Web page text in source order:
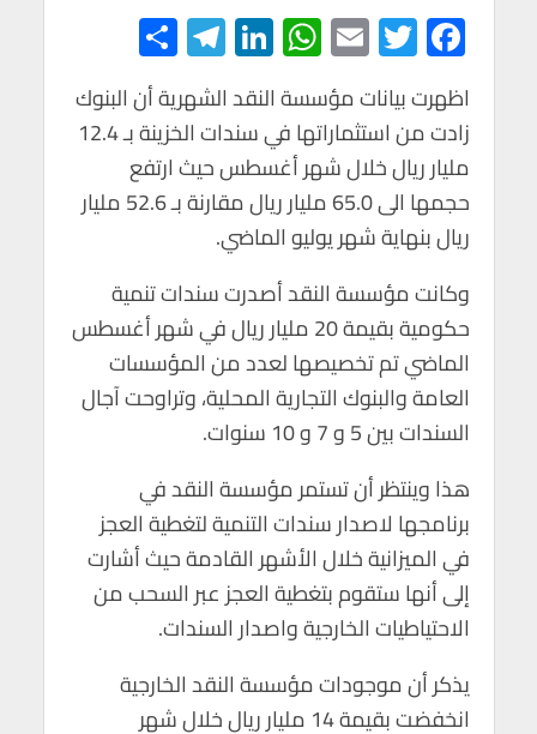
F
ac
e
b
o
o
k
T
wi
tt
er
E
m
ail
W
h
at
s
A
p
p
Li
n
ke
dI
n
Te
le
gr
a
m
h
ar
e
اظهرت بيانات مؤسسة النقد الشهرية أن البنوك
زادت من استثماراتها في سندات الخزينة بـ 12.4
مليار ريال خلال شهر أغسطس حيث ارتفع
حجمها الى 65.0 مليار ريال مقارنة بـ 52.6 مليار
ريال بنهاية شهر يوليو الماضي.
وكانت مؤسسة النقد أصدرت سندات تنمية
حكومية بقيمة 20 مليار ريال في شهر أغسطس
الماضي تم تخصيصها لعدد من المؤسسات
العامة والبنوك التجارية المحلية، وتراوحت آجال
السندات بين 5 و 7 و 10 سنوات.
هذا وينتظر أن تستمر مؤسسة النقد في
برنامجها لاصدار سندات التنمية لتغطية العجز
في الميزانية خلال الأشهر القادمة حيث أشارت
إلى أنها ستقوم بتغطية العجز عبر السحب من
الاحتياطيات الخارجية واصدار السندات.
يذكر أن موجودات مؤسسة النقد الخارجية
انخفضت بقيمة 14 مليار ريال خلال شهر